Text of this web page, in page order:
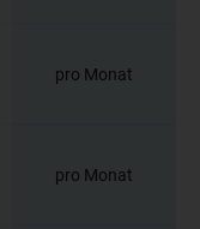
pro Monat
pro Monat